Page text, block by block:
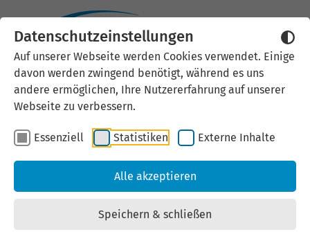
Datenschutzeinstellungen
Auf unserer Webseite werden Cookies verwendet. Einige
davon werden zwingend benötigt, während es uns
andere ermöglichen, Ihre Nutzererfahrung auf unserer
Webseite zu verbessern.
Essenziell Statistiken Externe Inhalte
Alle akzeptieren
Speichern & schließen
Multimodale
Interaktionen und
Embodiment in
Hybridumgebungen
Veröffentlicht: November 2025